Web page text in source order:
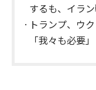
するも、イラ
トランプ、ウ
「我々も必要」